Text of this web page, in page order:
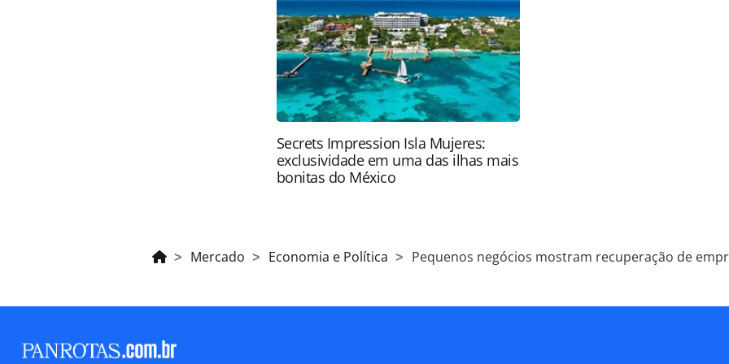
pela legislação brasileira sobre direito autoral. Não reproduza o conteúdo sem
autorização da PANROTAS Editora (copyright@panrotas.com.br).
Secrets Impression Isla Mujeres:
exclusividade em uma das ilhas mais
bonitas do México
Mercado Economia e Política Pequenos negócios mostram recuperação de